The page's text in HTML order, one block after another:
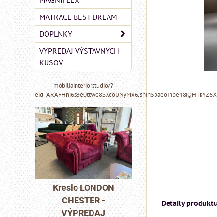
Detaily
MATRACE BEST DREAM
DOPLNKY
VÝPREDAJ VÝSTAVNÝCH
KUSOV
mobiliainteriorstudio/?
Kreslo LONDON
CHESTER -
VÝPREDAJ
Matrac MIZAR od